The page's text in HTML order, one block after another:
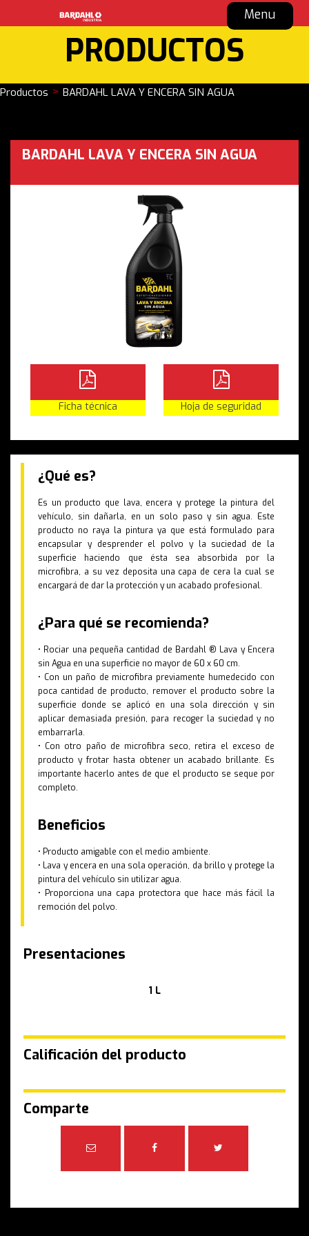
Menu
PRODUCTOS
Productos > BARDAHL LAVA Y ENCERA SIN AGUA
BARDAHL LAVA Y ENCERA SIN AGUA
Ficha técnica Hoja de seguridad
¿Qué es?
Es un producto que lava, encera y protege la pintura del
vehículo, sin dañarla, en un solo paso y sin agua. Este
producto no raya la pintura ya que está formulado para
encapsular y desprender el polvo y la suciedad de la
superficie haciendo que ésta sea absorbida por la
microfibra, a su vez deposita una capa de cera la cual se
encargará de dar la protección y un acabado profesional.
¿Para qué se recomienda?
• Rociar una pequeña cantidad de Bardahl ® Lava y Encera
sin Agua en una superficie no mayor de 60 x 60 cm.
• Con un paño de microfibra previamente humedecido con
poca cantidad de producto, remover el producto sobre la
superficie donde se aplicó en una sola dirección y sin
aplicar demasiada presión, para recoger la suciedad y no
embarrarla.
• Con otro paño de microfibra seco, retira el exceso de
producto y frotar hasta obtener un acabado brillante. Es
importante hacerlo antes de que el producto se seque por
completo.
Beneficios
• Producto amigable con el medio ambiente.
• Lava y encera en una sola operación, da brillo y protege la
pintura del vehículo sin utilizar agua.
• Proporciona una capa protectora que hace más fácil la
remoción del polvo.
Presentaciones
1 L
Calificación del producto
Comparte